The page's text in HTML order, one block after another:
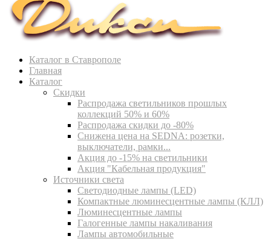
Каталог в Ставрополе
Главная
Каталог
Скидки
Распродажа светильников прошлых
коллекций 50% и 60%
Распродажа скидки до -80%
Cнижена цена на SEDNA: розетки,
выключатели, рамки...
Акция до -15% на светильники
Акция "Кабельная продукция"
Источники света
Светодиодные лампы (LED)
Компактные люминесцентные лампы (КЛЛ)
Люминесцентные лампы
Галогенные лампы накаливания
Лампы автомобильные